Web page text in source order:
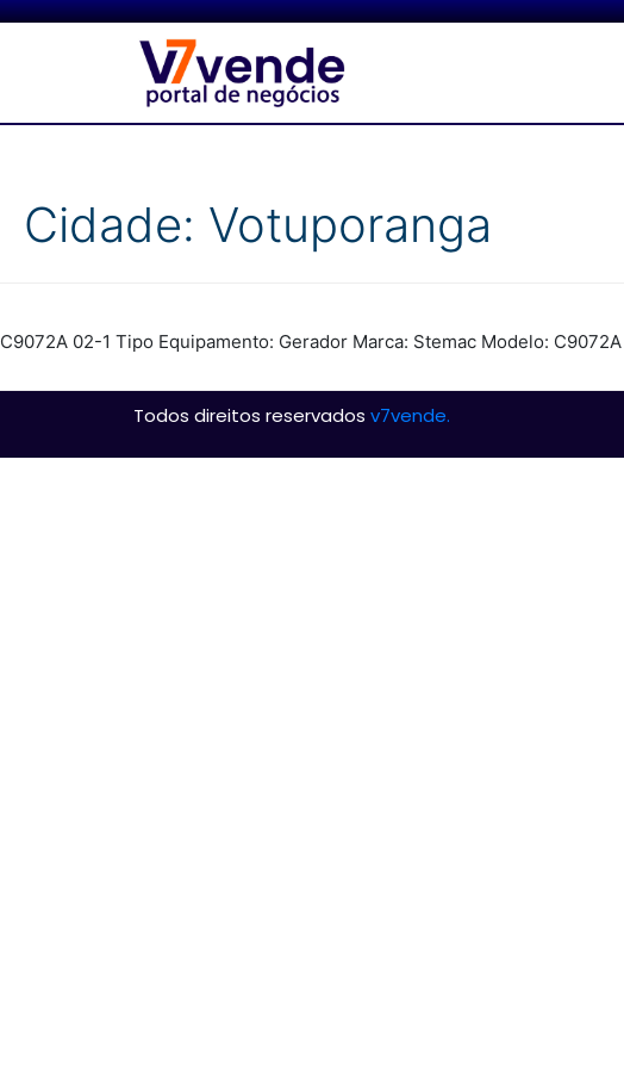
Cidade: Votuporanga
C9072A 02-1 Tipo Equipamento: Gerador Marca: Stemac Modelo:
Todos direitos reservados v7vende.